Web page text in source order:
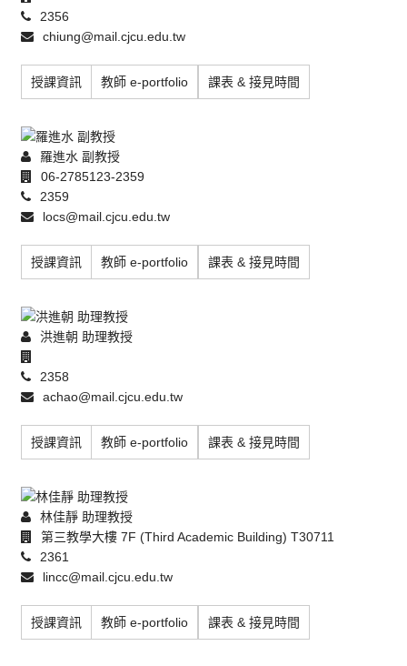
2356
chiung@mail.cjcu.edu.tw
授課資訊 教師 e-portfolio 課表 & 接見時間
羅進水 副教授
06-2785123-2359
2359
locs@mail.cjcu.edu.tw
授課資訊 教師 e-portfolio 課表 & 接見時間
洪進朝 助理教授
2358
achao@mail.cjcu.edu.tw
授課資訊 教師 e-portfolio 課表 & 接見時間
林佳靜 助理教授
第三教學大樓 7F (Third Academic Building) T30711
2361
lincc@mail.cjcu.edu.tw
授課資訊 教師 e-portfolio 課表 & 接見時間